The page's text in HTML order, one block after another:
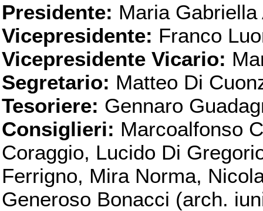
Presidente: Maria Gabriella
Vicepresidente: Franco
Vicepresidente Vicario:
Segretario: Matteo Di
Tesoriere: Gennaro
Consiglieri: Marcoalfonso
Coraggio, Lucido Di
Ferrigno, Mira Norma,
Generoso Bonacci (arch.